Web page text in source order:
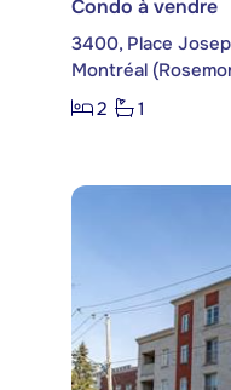
Condo à vendre
3400, Place
Montréal
2
1